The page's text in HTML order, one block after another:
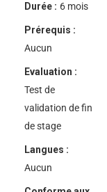
Durée : 6 mois
Prérequis :
Aucun
Evaluation :
Test de
validation de fin
de stage
Langues :
Aucun